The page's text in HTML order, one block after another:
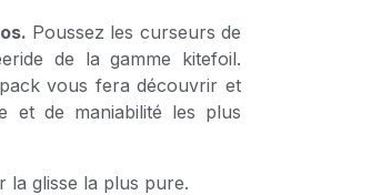
Poussez les curseurs de
de la gamme kitefoil.
vous fera découvrir et
et de maniabilité les plus
la glisse la plus pure.